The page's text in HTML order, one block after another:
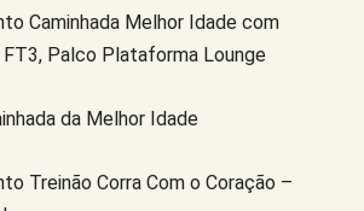
Caminhada Melhor Idade com
FT3, Palco Plataforma Lounge
da Melhor Idade
Treinão Corra Com o Coração –